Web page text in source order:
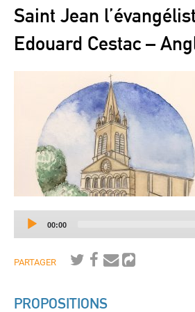
Saint Jean
Edouard Cestac –
Current
00:00
PARTAGER
PROPOSITIONS